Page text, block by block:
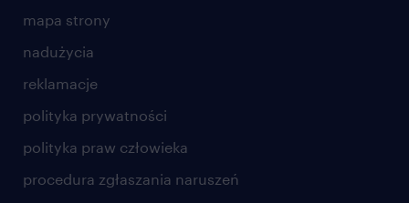
mapa strony
nadużycia
reklamacje
polityka prywatności
polityka praw człowieka
procedura zgłaszania naruszeń